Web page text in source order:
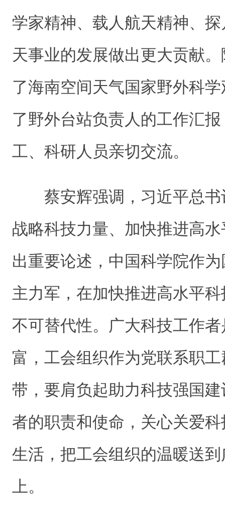
学家精神、载人航天精神、
天事业的发展做出更大贡献
了海南空间天气国家野外科
了野外台站负责人的工作汇
工、科研人员亲切交流。
蔡安辉强调，习近平总
战略科技力量、加快推进高
出重要论述，中国科学院作
主力军，在加快推进高水平
不可替代性。广大科技工作
富，工会组织作为党联系职
带，要肩负起助力科技强国
者的职责和使命，关心关爱
生活，把工会组织的温暖送
上。